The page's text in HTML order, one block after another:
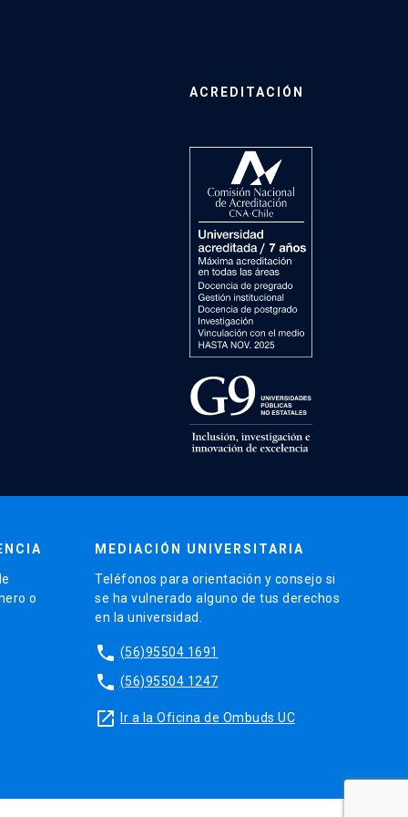
ACREDITACIÓN
o
MEDIACIÓN UNIVERSITARIA
Teléfonos para orientación y consejo si
se ha vulnerado alguno de tus derechos
en la universidad.
phone (56)95504 1691
phone (56)95504 1247
launch Ir a la Oficina de Ombuds UC